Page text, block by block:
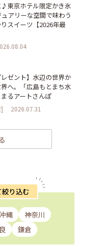
東京ホテル限定かき氷
アリーな空間で味わう
スイーツ【2026年最
レゼント】水辺の世界か
へ。「広島もとまち水
るアートさんぽ
2026.07.31
り込む
縄
神奈川
鎌倉